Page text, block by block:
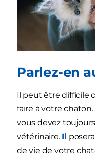
Parlez-en
Il peut être difficile
faire à votre chaton.
vous devez
vétérinaire. Il
de vie de votre